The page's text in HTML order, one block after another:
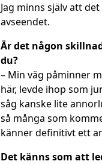
Jag minns själv att
avseendet.
Är det någon
du?
– Min väg påminner
här, levde ihop som
såg kanske lite
så många som
känner definitivt ett
Det känns som att